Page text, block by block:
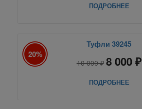
ПОДРОБНЕЕ
20%
Туфли 39245
10 000 ₽ 8 000 ₽
ПОДРОБНЕЕ